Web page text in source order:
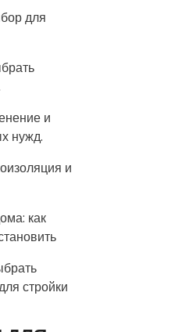
для
и
нужд.
и
как
стройки